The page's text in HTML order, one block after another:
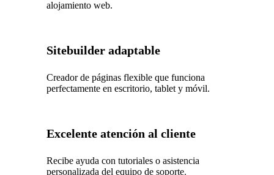
alojamiento web.
Sitebuilder adaptable
Creador de páginas flexible que funciona
perfectamente en escritorio, tablet y móvil.
Excelente atención al cliente
Recibe ayuda con tutoriales o asistencia
personalizada del equipo de soporte.